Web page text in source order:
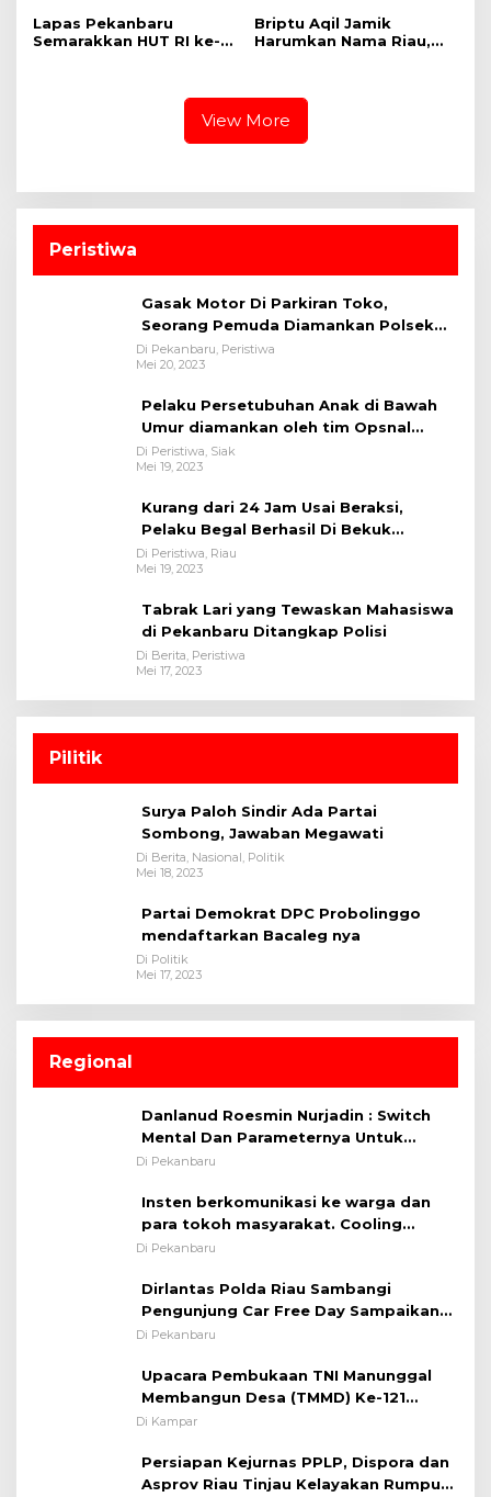
Lapas Pekanbaru
Semarakkan HUT RI ke-
Briptu Aqil Jamik
Harumkan Nama Riau,
View More
Peristiwa
Gasak Motor Di Parkiran Toko,
Seorang Pemuda Diamankan Polsek
Bukit Raya
Di Pekanbaru, Peristiwa
Mei 20, 2023
Pelaku Persetubuhan Anak di Bawah
Umur diamankan oleh tim Opsnal
Polsek Tualang-Polres Siak-Polda Riau
Di Peristiwa, Siak
Mei 19, 2023
Kurang dari 24 Jam Usai Beraksi,
Pelaku Begal Berhasil Di Bekuk
Satreskrim Polres Kuansing
Di Peristiwa, Riau
Mei 19, 2023
Tabrak Lari yang Tewaskan Mahasiswa
di Pekanbaru Ditangkap Polisi
Di Berita, Peristiwa
Mei 17, 2023
Pilitik
Surya Paloh Sindir Ada Partai
Sombong, Jawaban Megawati
Di Berita, Nasional, Politik
Mei 18, 2023
Partai Demokrat DPC Probolinggo
mendaftarkan Bacaleg nya
Di Politik
Mei 17, 2023
Regional
Danlanud Roesmin Nurjadin : Switch
Mental Dan Parameternya Untuk
Melaksanakan ✈
Di Pekanbaru
Insten berkomunikasi ke warga dan
para tokoh masyarakat. Cooling
System OMP LK ²024 Polsek Rumbai,
Pentingnya Memelihara dan Menjaga
Situasi Kondusif
Di Pekanbaru
Dirlantas Polda Riau Sambangi
Pengunjung Car Free Day Sampaikan
Pesan Edukasi Kamtibmas &
Di Pekanbaru
Upacara Pembukaan TNI Manunggal
Membangun Desa (TMMD) Ke-121
Kodim 0313/KPR Tahun 2024) ?
Di Kampar
Persiapan Kejurnas PPLP, Dispora dan
Asprov Riau Tinjau Kelayakan Rumput